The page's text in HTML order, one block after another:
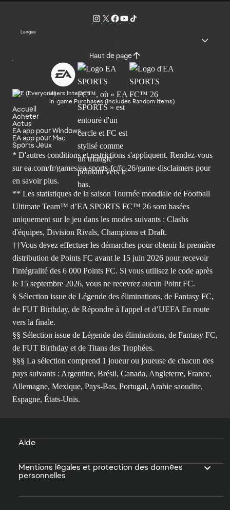
Langue
Haut de page
Users Interact
In-game Purchases (Includes Random Items)
Accueil
Acheter
Actus
EA app pour Windows
EA app pour Mac
Sports Jeux
* D'autres conditions et restrictions s'appliquent. Rendez-vous
sur ea.com/fr/games/ea-sports-fc/fc-26/game-disclaimers pour
en savoir plus.
** Les statistiques de la saison Tournée mondiale de Football
Ultimate Team™ d’EA SPORTS FC™ 26 sont basées
uniquement sur le jeu dans les modes suivants : Clashs
d'équipes, Division Rivals, Champions et Draft.
††Vous devez effectuer les démarches pour obtenir la première
distribution de Points FC avant le 15 juin 2026 pour recevoir
l'intégralité des 6 000 Points FC. Si vous utilisez le code après
le 15 septembre 2026, vous ne recevrez aucun Point FC.
§ Sélection issue de Légende des éliminations, de Fantasy FC,
de FUT Birthday, de Répondre à l'appel et d’UEFA En route
vers la finale.
§§ Sélection issue de Légende des éliminations, de Fantasy FC,
de FUT Birthday et de Titans des Trophées.
§§§ La sélection comprend 1 joueur ou joueuse de chacun des
pays suivants : Argentine, Brésil, Canada, Angleterre, France,
Allemagne, Mexique, Pays-Bas, Portugal, Arabie saoudite,
Espagne, États-Unis.
Aide
Mentions légales et protection des données
personnelles